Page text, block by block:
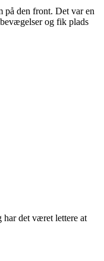
den front. Det var en
og fik plads
det været lettere at